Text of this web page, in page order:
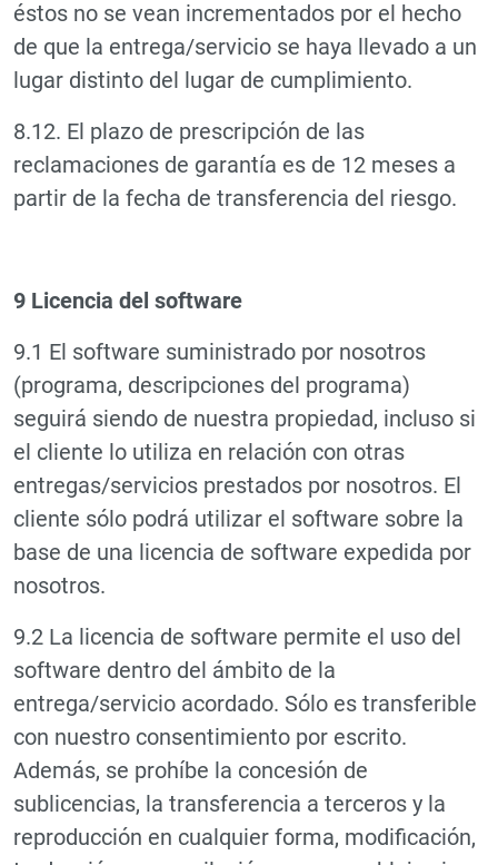
éstos no se vean incrementados por el hecho
de que la entrega/servicio se haya llevado a un
lugar distinto del lugar de cumplimiento.
8.12. El plazo de prescripción de las
reclamaciones de garantía es de 12 meses a
partir de la fecha de transferencia del riesgo.
9 Licencia del software
9.1 El software suministrado por nosotros
(programa, descripciones del programa)
seguirá siendo de nuestra propiedad, incluso si
el cliente lo utiliza en relación con otras
entregas/servicios prestados por nosotros. El
cliente sólo podrá utilizar el software sobre la
base de una licencia de software expedida por
nosotros.
9.2 La licencia de software permite el uso del
software dentro del ámbito de la
entrega/servicio acordado. Sólo es transferible
con nuestro consentimiento por escrito.
Además, se prohíbe la concesión de
sublicencias, la transferencia a terceros y la
reproducción en cualquier forma, modificación,